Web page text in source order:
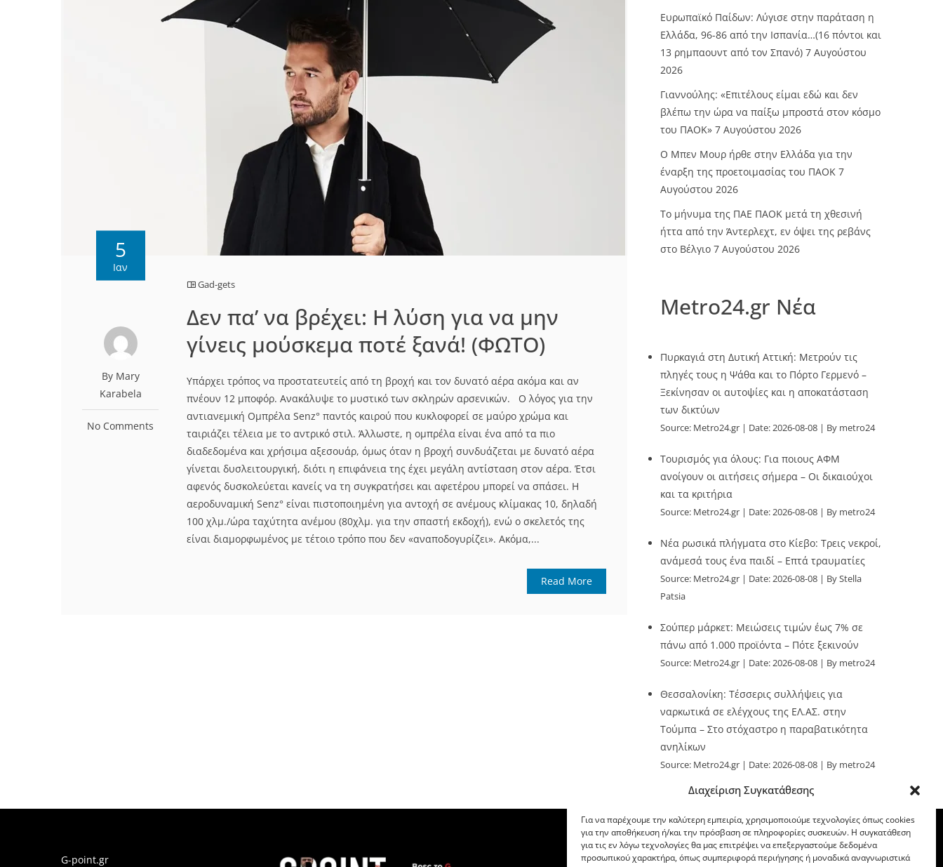
Διαχείριση Συγκατάθεσης
Για να παρέχουμε την καλύτερη εμπειρία, χρησιμοποιούμε τεχνολογίες όπως cookies
για την αποθήκευση ή/και την πρόσβαση σε πληροφορίες συσκευών. Η συγκατάθεση
για τις εν λόγω τεχνολογίες θα μας επιτρέψει να επεξεργαστούμε δεδομένα
προσωπικού χαρακτήρα, όπως συμπεριφορά περιήγησης ή μοναδικά αναγνωριστικά
5
Ιαν
By Mary
Karabela
No Comments
Gad-gets
Δεν πα’ να βρέχει: Η λύση για να μην
γίνεις μούσκεμα ποτέ ξανά! (ΦΩΤΟ)
Υπάρχει τρόπος να προστατευτείς από τη βροχή και τον δυνατό αέρα ακόμα και αν
πνέουν 12 μποφόρ. Ανακάλυψε το μυστικό των σκληρών αρσενικών. Ο λόγος για την
αντιανεμική Ομπρέλα Senz° παντός καιρού που κυκλοφορεί σε μαύρο χρώμα και
ταιριάζει τέλεια με το αντρικό στιλ. Άλλωστε, η ομπρέλα είναι ένα από τα πιο
διαδεδομένα και χρήσιμα αξεσουάρ, όμως όταν η βροχή συνδυάζεται με δυνατό αέρα
γίνεται δυσλειτουργική, διότι η επιφάνεια της έχει μεγάλη αντίσταση στον αέρα. Έτσι
αφενός δυσκολεύεται κανείς να τη συγκρατήσει και αφετέρου μπορεί να σπάσει. Η
αεροδυναμική Senz° είναι πιστοποιημένη για αντοχή σε ανέμους κλίμακας 10, δηλαδή
100 χλμ./ώρα ταχύτητα ανέμου (80χλμ. για την σπαστή εκδοχή), ενώ ο σκελετός της
είναι διαμορφωμένος με τέτοιο τρόπο που δεν «αναποδογυρίζει». Ακόμα,...
Read More
Ευρωπαϊκό Παίδων: Λύγισε στην παράταση η
Ελλάδα, 96-86 από την Ισπανία…(16 πόντοι και
13 ρημπαουντ από τον Σπανό) 7 Αυγούστου
2026
Γιαννούλης: «Επιτέλους είμαι εδώ και δεν
βλέπω την ώρα να παίξω μπροστά στον κόσμο
του ΠΑΟΚ» 7 Αυγούστου 2026
O Mπεν Μουρ ήρθε στην Ελλάδα για την
έναρξη της προετοιμασίας του ΠΑΟΚ 7
Αυγούστου 2026
Το μήνυμα της ΠΑΕ ΠΑΟΚ μετά τη χθεσινή
ήττα από την Άντερλεχτ, εν όψει της ρεβάνς
στο Βέλγιο 7 Αυγούστου 2026
Metro24.gr Νέα
Πυρκαγιά στη Δυτική Αττική: Μετρούν τις
πληγές τους η Ψάθα και το Πόρτο Γερμενό –
Ξεκίνησαν οι αυτοψίες και η αποκατάσταση
των δικτύων
Source: Metro24.gr Date: 2026-08-08 By metro24
Τουρισμός για όλους: Για ποιους ΑΦΜ
ανοίγουν οι αιτήσεις σήμερα – Οι δικαιούχοι
και τα κριτήρια
Source: Metro24.gr Date: 2026-08-08 By metro24
Νέα ρωσικά πλήγματα στο Κίεβο: Τρεις νεκροί,
ανάμεσά τους ένα παιδί – Επτά τραυματίες
Source: Metro24.gr Date: 2026-08-08
By Stella
Patsia
Σούπερ μάρκετ: Μειώσεις τιμών έως 7% σε
πάνω από 1.000 προϊόντα – Πότε ξεκινούν
Source: Metro24.gr Date: 2026-08-08 By metro24
Θεσσαλονίκη: Τέσσερις συλλήψεις για
ναρκωτικά σε ελέγχους της ΕΛ.ΑΣ. στην
Τούμπα – Στο στόχαστρο η παραβατικότητα
ανηλίκων
Source: Metro24.gr Date: 2026-08-08 By metro24
G-point.gr